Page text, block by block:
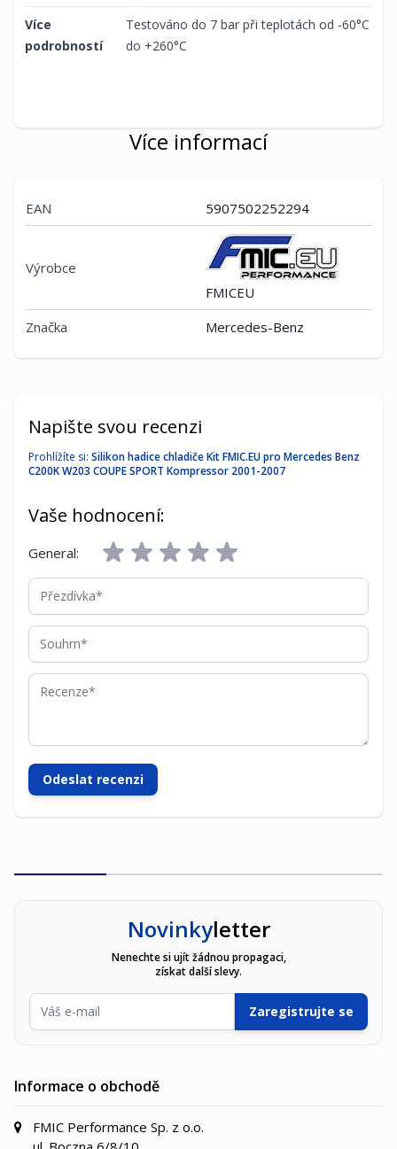
Více
podrobností
Testováno do 7 bar při teplotách od -60°C
do +260°C
Více informací
EAN 5907502252294
Výrobce
FMICEU
Značka
Mercedes-Benz
Napište svou recenzi
Prohlížíte si: Silikon hadice chladiče Kit FMIC.EU pro Mercedes Benz
C200K W203 COUPE SPORT Kompressor 2001-2007
Vaše hodnocení:
General:
Přezdívka
Souhrn
Recenze
Odeslat recenzi
Novinkyletter
Nenechte si ujít žádnou propagaci,
získat další slevy.
E-mailová adresa
Zaregistrujte se
Informace o obchodě
FMIC Performance Sp. z o.o.